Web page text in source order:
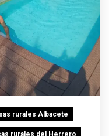
rurales Albacete